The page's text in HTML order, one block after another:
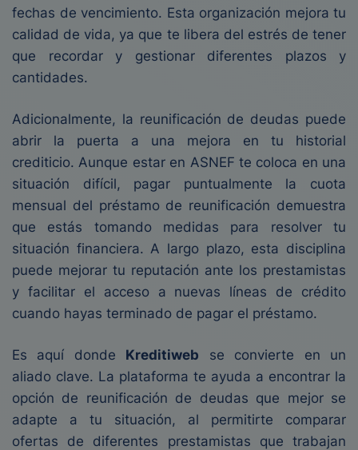
fechas de vencimiento. Esta organización mejora tu
calidad de vida, ya que te libera del estrés de tener
que recordar y gestionar diferentes plazos y
cantidades.
Adicionalmente, la reunificación de deudas puede
abrir la puerta a una mejora en tu historial
crediticio. Aunque estar en ASNEF te coloca en una
situación difícil, pagar puntualmente la cuota
mensual del préstamo de reunificación demuestra
que estás tomando medidas para resolver tu
situación financiera. A largo plazo, esta disciplina
puede mejorar tu reputación ante los prestamistas
y facilitar el acceso a nuevas líneas de crédito
cuando hayas terminado de pagar el préstamo.
Es aquí donde Kreditiweb se convierte en un
aliado clave. La plataforma te ayuda a encontrar la
opción de reunificación de deudas que mejor se
adapte a tu situación, al permitirte comparar
ofertas de diferentes prestamistas que trabajan